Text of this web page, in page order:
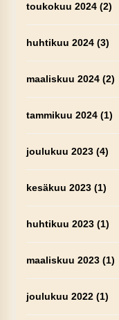
toukokuu 2024(2)
huhtikuu 2024(3)
maaliskuu 2024(2)
tammikuu 2024(1)
joulukuu 2023(4)
kesäkuu 2023(1)
huhtikuu 2023(1)
maaliskuu 2023(1)
joulukuu 2022(1)